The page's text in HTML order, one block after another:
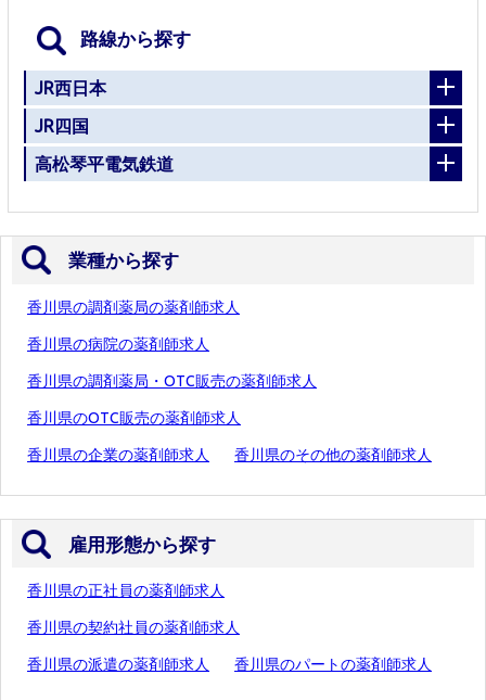
路線から探す
JR西日本
JR四国
高松琴平電気鉄道
業種から探す
香川県の調剤薬局の薬剤師求人
香川県の病院の薬剤師求人
香川県の調剤薬局・OTC販売の薬剤師求人
香川県のOTC販売の薬剤師求人
香川県の企業の薬剤師求人 香川県のその他の薬剤師求人
雇用形態から探す
香川県の正社員の薬剤師求人
香川県の契約社員の薬剤師求人
香川県の派遣の薬剤師求人 香川県のパートの薬剤師求人